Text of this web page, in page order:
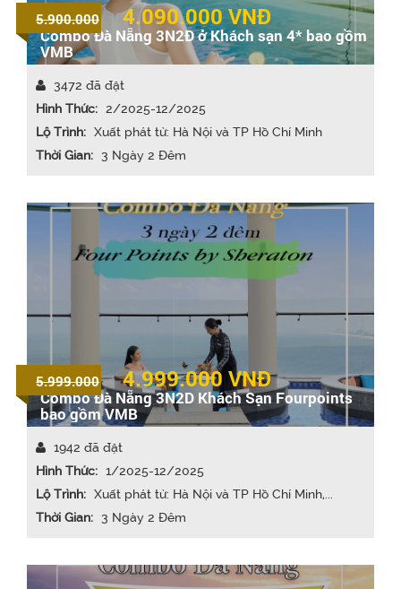
5.900.000 4.090.000VNĐ
Combo Đà Nẵng 3N2Đ ở Khách sạn 4* bao gồm
VMB
3472 đã đặt
Hình Thức: 2/2025-12/2025
Lộ Trình: Xuất phát từ: Hà Nội và TP Hồ Chí Minh
Thời Gian: 3 Ngày 2 Đêm
5.999.000 4.999.000 VNĐ
Combo Đà Nẵng 3N2D Khách Sạn Fourpoints
bao gồm VMB
1942 đã đặt
Hình Thức: 1/2025-12/2025
Lộ Trình: Xuất phát từ: Hà Nội và TP Hồ Chí Minh,...
Thời Gian: 3 Ngày 2 Đêm